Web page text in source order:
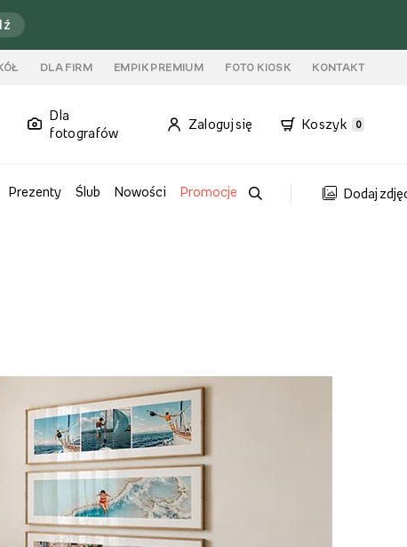
DLA FIRM EMPIK PREMIUM FOTO KIOSK KONTAKT
Dla
fotografów
Zaloguj się Koszyk 0
Prezenty Ślub Nowości Promocje Dodaj